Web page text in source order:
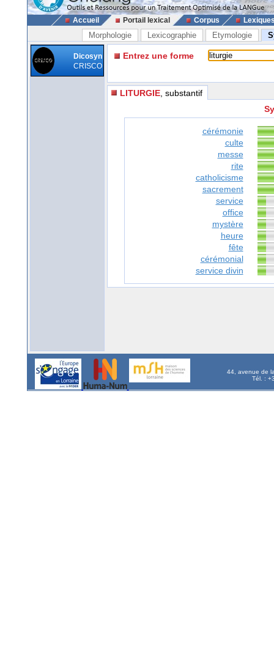
Accueil Portail lexical Corpus
Morphologie Lexicographie Etymologie
Dicosyn
CRISCO
Entrez une forme
LITURGIE , substantif
cérémonie
culte
messe
rite
catholicisme
sacrement
service
office
mystère
heure
fête
cérémonial
service divin
44, avenue de
Tél. :